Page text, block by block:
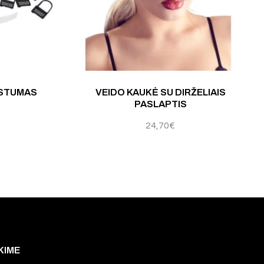
VEIDO KAUKĖ SU DIRŽELIAIS
PASLAPTIS
24,70€
iš 5